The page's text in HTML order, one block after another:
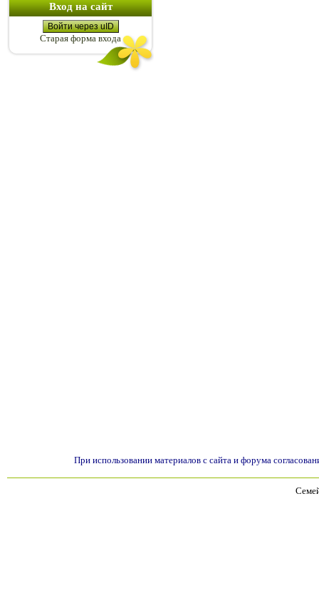
Вход на сайт
Войти через uID
Старая форма входа
При использовании материалов с сайта и форума